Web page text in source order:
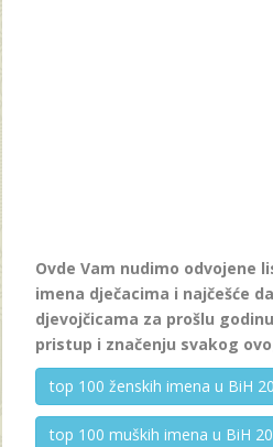
Ovde Vam nudimo odvojene
imena dječacima i najčešće
djevojčicama za prošlu
pristup i značenju svakog
top 100 ženskih imena u BiH
top 100 muških imena u BiH